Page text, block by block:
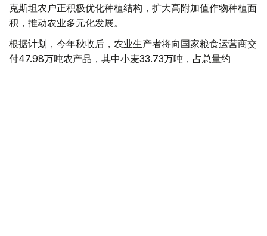
克斯坦农户正积极优化种植结构，扩大高附加值作物种植面
积，推动农业多元化发展。
根据计划，今年秋收后，农业生产者将向国家粮食运营商交
付47.98万吨农产品，其中小麦33.73万吨，占总量约